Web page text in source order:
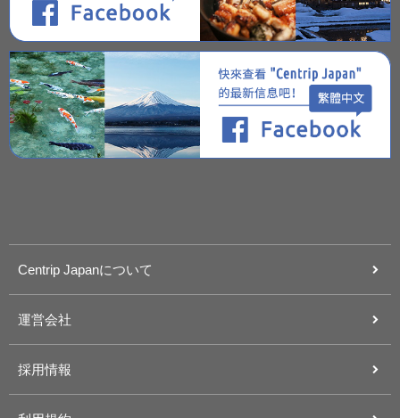
Centrip Japanについて
運営会社
採用情報